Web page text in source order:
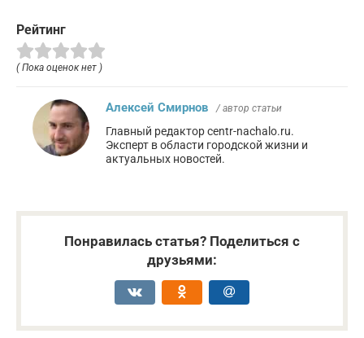
Рейтинг
( Пока оценок нет )
Алексей Смирнов / автор статьи
Главный редактор centr-nachalo.ru.
Эксперт в области городской жизни и
актуальных новостей.
Понравилась статья? Поделиться с
друзьями: